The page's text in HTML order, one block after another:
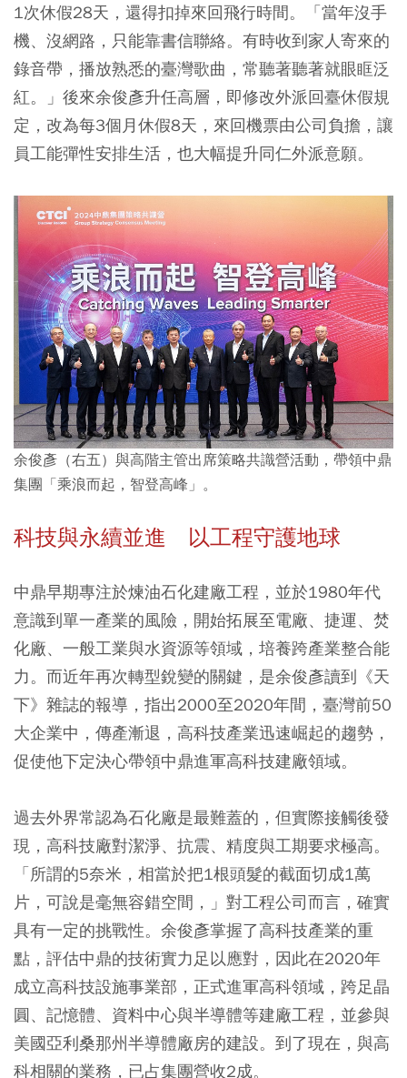
1次休假28天，還得扣掉來回飛行時間。「當年沒手
機、沒網路，只能靠書信聯絡。有時收到家人寄來的
錄音帶，播放熟悉的臺灣歌曲，常聽著聽著就眼眶泛
紅。」後來余俊彥升任高層，即修改外派回臺休假規
定，改為每3個月休假8天，來回機票由公司負擔，讓
員工能彈性安排生活，也大幅提升同仁外派意願。
余俊彥（右五）與高階主管出席策略共識營活動，帶領中鼎
集團「乘浪而起，智登高峰」。
科技與永續並進 以工程守護地球
中鼎早期專注於煉油石化建廠工程，並於1980年代
意識到單一產業的風險，開始拓展至電廠、捷運、焚
化廠、一般工業與水資源等領域，培養跨產業整合能
力。而近年再次轉型銳變的關鍵，是余俊彥讀到《天
下》雜誌的報導，指出2000至2020年間，臺灣前50
大企業中，傳產漸退，高科技產業迅速崛起的趨勢，
促使他下定決心帶領中鼎進軍高科技建廠領域。
過去外界常認為石化廠是最難蓋的，但實際接觸後發
現，高科技廠對潔淨、抗震、精度與工期要求極高。
「所謂的5奈米，相當於把1根頭髮的截面切成1萬
片，可說是毫無容錯空間，」對工程公司而言，確實
具有一定的挑戰性。余俊彥掌握了高科技產業的重
點，評估中鼎的技術實力足以應對，因此在2020年
成立高科技設施事業部，正式進軍高科領域，跨足晶
圓、記憶體、資料中心與半導體等建廠工程，並參與
美國亞利桑那州半導體廠房的建設。到了現在，與高
科相關的業務，已占集團營收2成。